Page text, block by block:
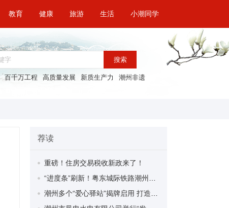
教育 健康 旅游 生活 小潮同学
搜索
百千万工程 高质量发展 新质生产力 潮州非遗
荐读
重磅！住房交易税收新政来了！